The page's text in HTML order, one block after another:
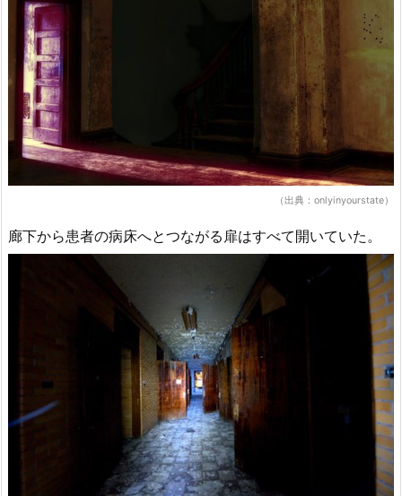
（出典：onlyinyourstate）
廊下から患者の病床へとつながる扉はすべて開いていた。